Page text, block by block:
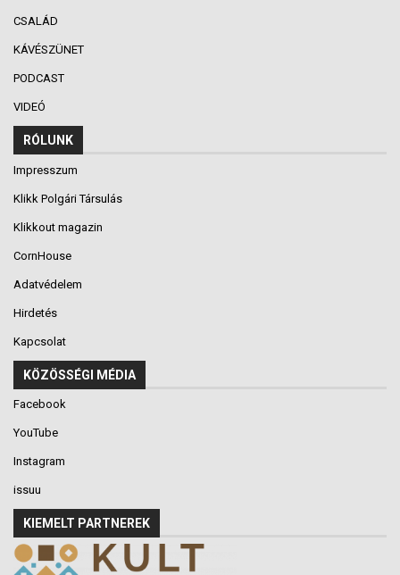
CSALÁD
KÁVÉSZÜNET
PODCAST
VIDEÓ
RÓLUNK
Impresszum
Klikk Polgári Társulás
Klikkout magazin
CornHouse
Adatvédelem
Hirdetés
Kapcsolat
KÖZÖSSÉGI MÉDIA
Facebook
YouTube
Instagram
issuu
KIEMELT PARTNEREK